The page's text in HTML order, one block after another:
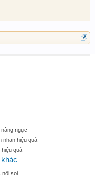
nâng ngực
nhan hiệu quả
hiệu quả
khác
nội soi